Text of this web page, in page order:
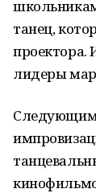
танец,
проектора.
лидеры
Следующим